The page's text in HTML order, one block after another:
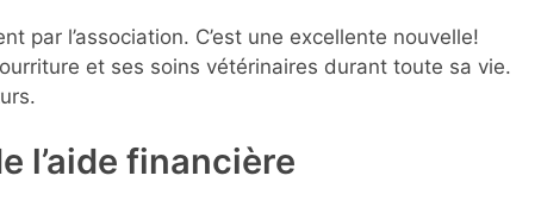
par l’association. C’est une excellente nouvelle!
et ses soins vétérinaires durant toute sa vie.
l’aide financière